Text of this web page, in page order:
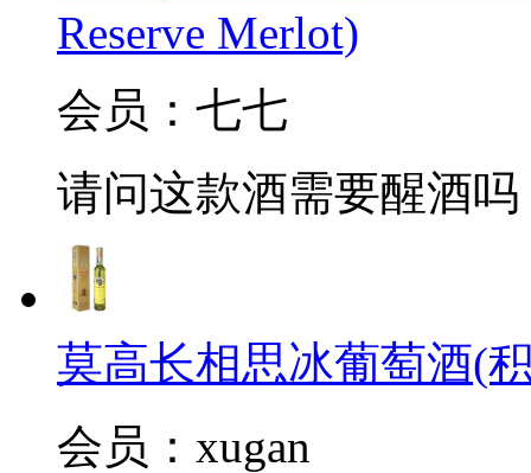
Reserve Merlot)
会员：七七
请问这款酒需要醒酒
莫高长相思冰葡萄酒(
会员：xugan